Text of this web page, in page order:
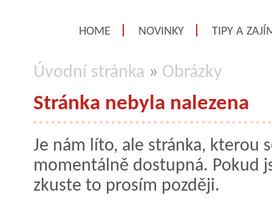
HOME NOVINKY TIPY A
Úvodní stránka » Obrázky
Stránka nebyla nalezena
Je nám líto, ale stránka, kterou
momentálně dostupná. Pokud
zkuste to prosím později.